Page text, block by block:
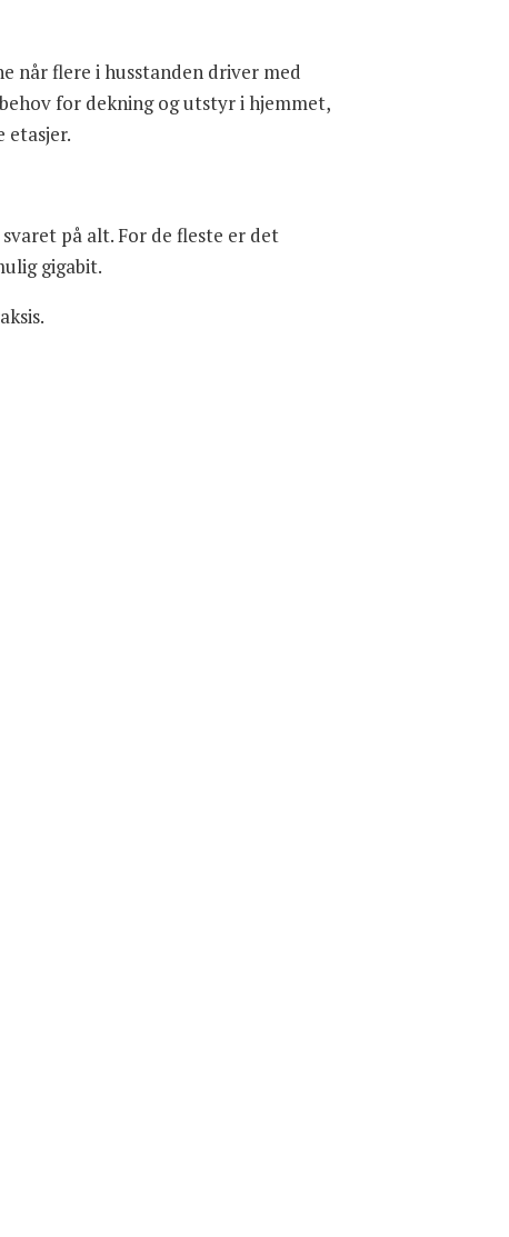
når flere i husstanden driver med
for dekning og utstyr i hjemmet,
etasjer.
på alt. For de fleste er det
gigabit.